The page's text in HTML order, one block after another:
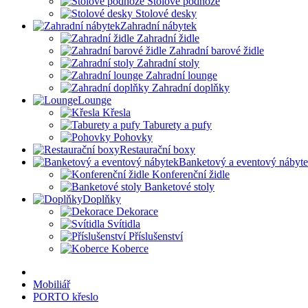
Stolové desky
Zahradní nábytek
Zahradní židle
Zahradní barové židle
Zahradní stoly
Zahradní lounge
Zahradní doplňky
Lounge
Křesla
Taburety a pufy
Pohovky
Restaurační boxy
Banketový a eventový
Konferenční židle
Banketové stoly
Doplňky
Dekorace
Svítidla
Příslušenství
Koberce
Mobiliář
PORTO křeslo